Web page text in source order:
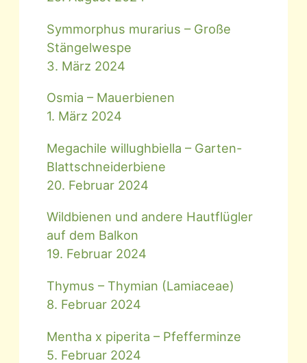
Symmorphus murarius – Große
Stängelwespe
3. März 2024
Osmia – Mauerbienen
1. März 2024
Megachile willughbiella – Garten-
Blattschneiderbiene
20. Februar 2024
Wildbienen und andere Hautflügler
auf dem Balkon
19. Februar 2024
Thymus – Thymian (Lamiaceae)
8. Februar 2024
Mentha x piperita – Pfefferminze
5. Februar 2024